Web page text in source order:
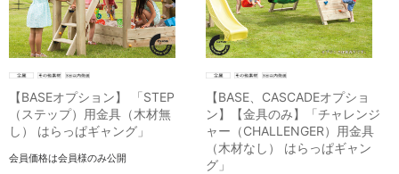
【BASEオプション】 「STEP
（ステップ）用金具（木材無
し） はらっぱギャング」
会員価格は会員様のみ公開
【BASE、CASCADEオプショ
ン】【金具のみ】「チャレンジ
ャー（CHALLENGER）用金具
（木材なし） はらっぱギャン
グ」